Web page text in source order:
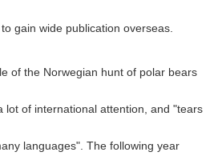
gain wide publication overseas.
of the Norwegian hunt of polar bears
lot of international attention, and "tears
languages". The following year